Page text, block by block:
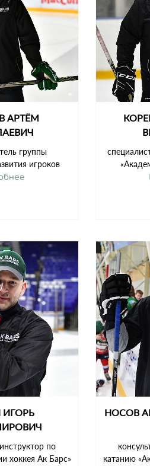
АРТЁМ
группы
игроков
по
хоккея Ак Барс»
НОСОВ
катанию